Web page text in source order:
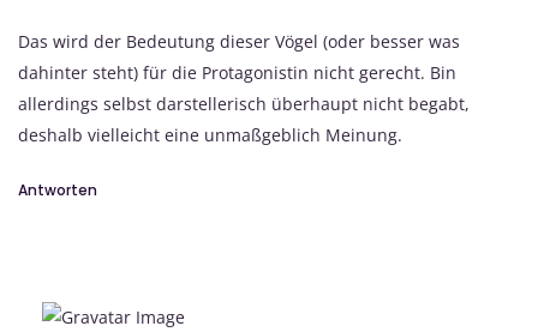
Das wird der Bedeutung dieser Vögel (oder besser was
dahinter steht) für die Protagonistin nicht gerecht. Bin
allerdings selbst darstellerisch überhaupt nicht begabt,
deshalb vielleicht eine unmaßgeblich Meinung.
Antworten